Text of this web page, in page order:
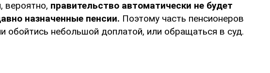
вероятно, правительство автоматически не будет
назначенные пенсии. Поэтому часть пенсионеров
обойтись небольшой доплатой, или обращаться в суд.